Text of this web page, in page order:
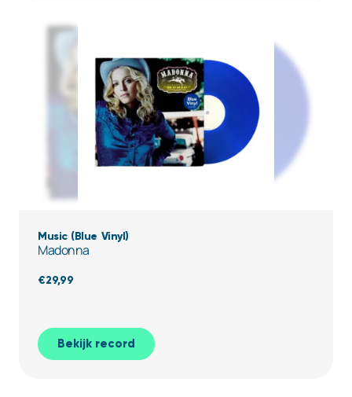
Music (Blue Vinyl)
Madonna
€29,99
Bekijk record